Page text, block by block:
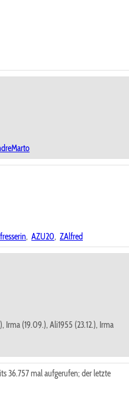
, AZU20, ZAlfred
Irma (19.09.), Ali1955 (23.12.), Irma
36.757 mal aufgerufen; der letzte